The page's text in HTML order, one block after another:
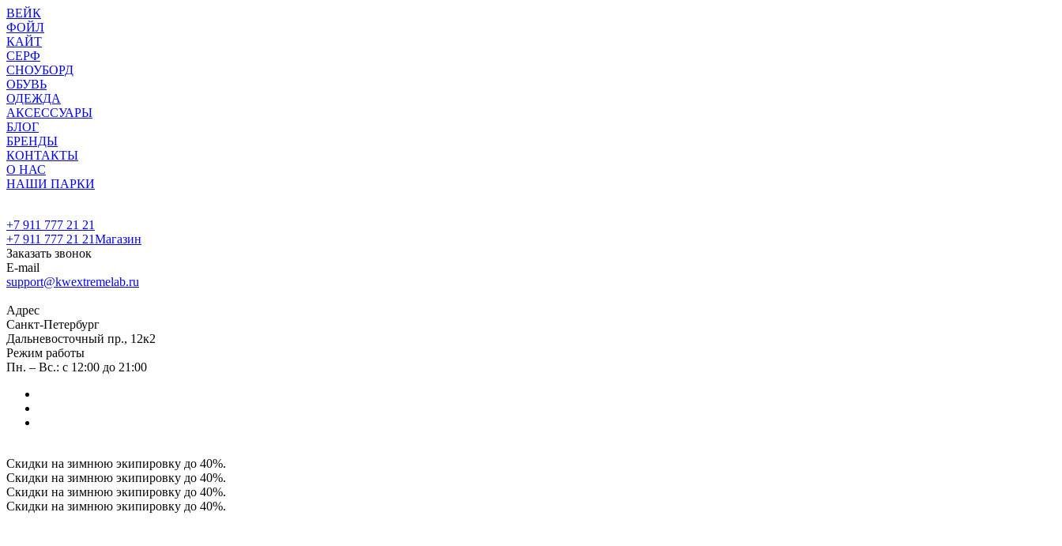
ВЕЙК
ФОЙЛ
КАЙТ
СЕРФ
СНОУБОРД
ОБУВЬ
ОДЕЖДА
АКСЕССУАРЫ
БЛОГ
БРЕНДЫ
КОНТАКТЫ
О НАС
НАШИ ПАРКИ
+7 911 777 21 21
+7 911 777 21 21Магазин
Заказать звонок
E-mail
support@kwextremelab.ru
Адрес
Санкт-Петербург
Дальневосточный пр., 12к2
Режим работы
Пн. – Вс.: с 12:00 до 21:00
Скидки на зимнюю экипировку до 40%.
Скидки на зимнюю экипировку до 40%.
Скидки на зимнюю экипировку до 40%.
Скидки на зимнюю экипировку до 40%.